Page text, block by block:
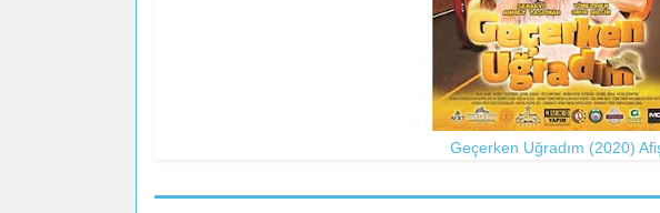
Geçerken Uğradım (2020)